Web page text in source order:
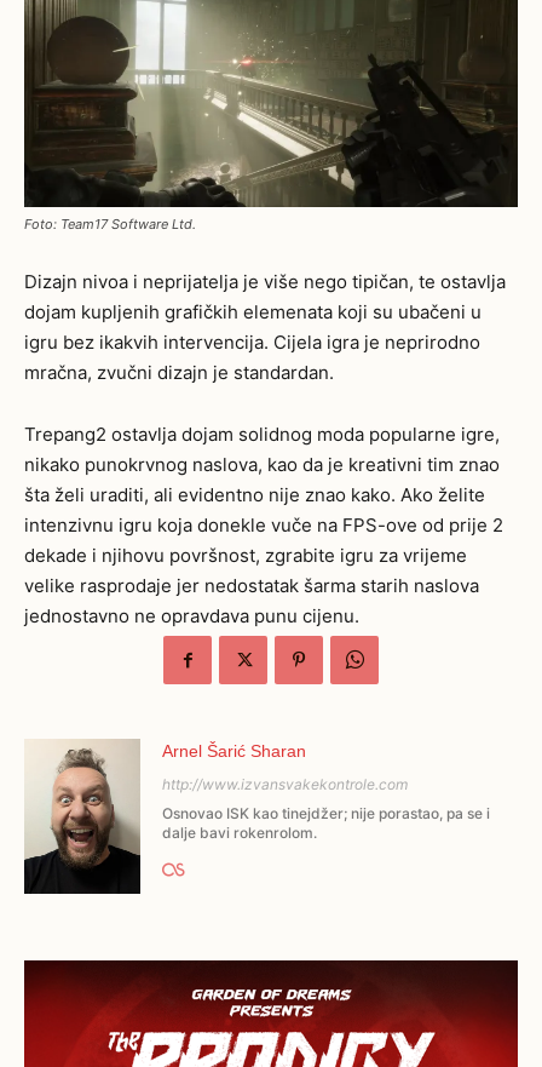
Foto: Team17 Software Ltd.
Dizajn nivoa i neprijatelja je više nego tipičan, te ostavlja
dojam kupljenih grafičkih elemenata koji su ubačeni u
igru bez ikakvih intervencija. Cijela igra je neprirodno
mračna, zvučni dizajn je standardan.
Trepang2 ostavlja dojam solidnog moda popularne igre,
nikako punokrvnog naslova, kao da je kreativni tim znao
šta želi uraditi, ali evidentno nije znao kako. Ako želite
intenzivnu igru koja donekle vuče na FPS-ove od prije 2
dekade i njihovu površnost, zgrabite igru za vrijeme
velike rasprodaje jer nedostatak šarma starih naslova
jednostavno ne opravdava punu cijenu.
Arnel Šarić Sharan
http://www.izvansvakekontrole.com
Osnovao ISK kao tinejdžer; nije porastao, pa se i
dalje bavi rokenrolom.